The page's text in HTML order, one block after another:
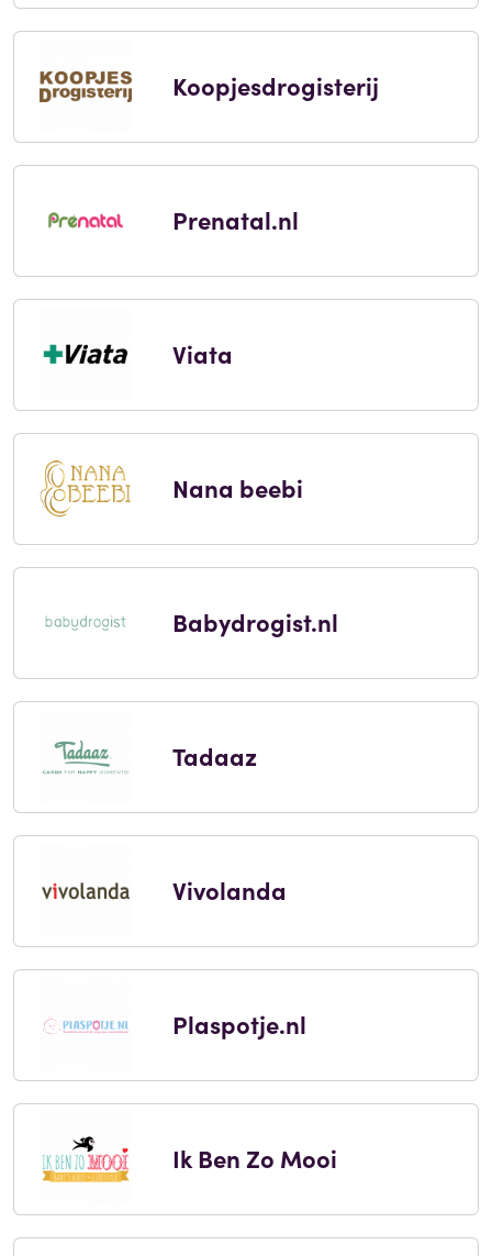
Koopjesdrogisterij
Prenatal.nl
Viata
Nana beebi
Babydrogist.nl
Tadaaz
Vivolanda
Plaspotje.nl
Ik Ben Zo Mooi